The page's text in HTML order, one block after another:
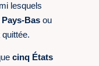
lesquels
Pays-Bas ou
cinq États